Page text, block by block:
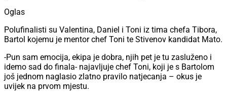
Oglas
Polufinalisti su Valentina, Daniel i Toni iz tima chefa Tibora,
Bartol kojemu je mentor chef Toni te Stivenov kandidat Mato.
-Pun sam emocija, ekipa je dobra, njih pet je tu zasluženo i
idemo sad do finala- najavljuje chef Toni, koji je s Bartolom
još jednom naglasio zlatno pravilo natjecanja – okus je
uvijek na prvom mjestu.